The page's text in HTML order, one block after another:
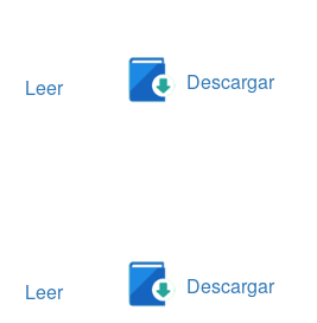
Leer Descargar
Leer Descargar